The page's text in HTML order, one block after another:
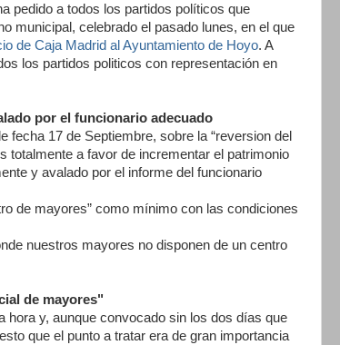
pedido a todos los partidos políticos que
municipal, celebrado el pasado lunes, en el que
de Caja Madrid al Ayuntamiento de Hoyo. A
los partidos politicos con representación en
por el funcionario adecuado
fecha 17 de Septiembre, sobre la “reversion del
totalmente a favor de incrementar el patrimonio
y avalado por el informe del funcionario
de mayores” como mínimo con las condiciones
nuestros mayores no disponen de un centro
de mayores"
hora y, aunque convocado sin los dos días que
que el punto a tratar era de gran importancia